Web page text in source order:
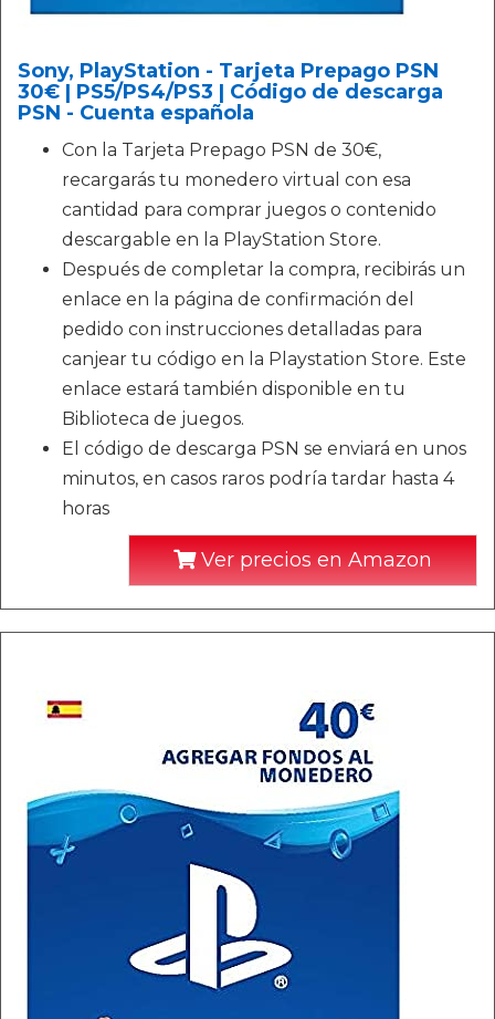
Sony, PlayStation - Tarjeta Prepago PSN
30€ | PS5/PS4/PS3 | Código de descarga
PSN - Cuenta española
Con la Tarjeta Prepago PSN de 30€,
recargarás tu monedero virtual con esa
cantidad para comprar juegos o contenido
descargable en la PlayStation Store.
Después de completar la compra, recibirás un
enlace en la página de confirmación del
pedido con instrucciones detalladas para
canjear tu código en la Playstation Store. Este
enlace estará también disponible en tu
Biblioteca de juegos.
El código de descarga PSN se enviará en unos
minutos, en casos raros podría tardar hasta 4
horas
Ver precios en Amazon